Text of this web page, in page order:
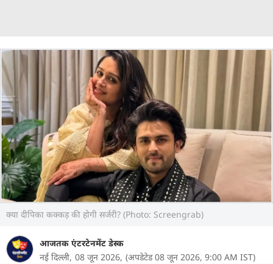
क्या दीपिका कक्कड़ की होगी सर्जरी? (Photo: Screengrab)
आजतक एंटरटेनमेंट डेस्क
नई दिल्ली, 08 जून 2026, (अपडेटेड 08 जून 2026, 9:00 AM IST)